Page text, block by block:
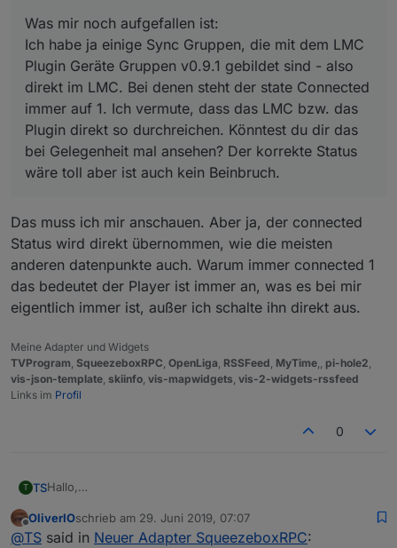
Was mir noch aufgefallen ist:
Ich habe ja einige Sync Gruppen, die mit dem LMC
Plugin Geräte Gruppen v0.9.1 gebildet sind - also
direkt im LMC. Bei denen steht der state Connected
immer auf 1. Ich vermute, dass das LMC bzw. das
Plugin direkt so durchreichen. Könntest du dir das
bei Gelegenheit mal ansehen? Der korrekte Status
wäre toll aber ist auch kein Beinbruch.
Das muss ich mir anschauen. Aber ja, der connected
Status wird direkt übernommen, wie die meisten
anderen datenpunkte auch. Warum immer connected 1
das bedeutet der Player ist immer an, was es bei mir
eigentlich immer ist, außer ich schalte ihn direkt aus.
Meine Adapter und Widgets
TVProgram, SqueezeboxRPC, OpenLiga, RSSFeed, MyTime,, pi-hole2,
vis-json-template, skiinfo, vis-mapwidgets, vis-2-widgets-rssfeed
Links im Profil
0
T TSHallo,
und abspielen können?
Eine Übersicht der eigenen Musik und das Hinzufügen zur
Bislang steuere ich alles über selbstgebaute Tasker Apps,
was aber extrem schwerfällig läuft, da Tasker nicht wirklich
Offline
OliverIOschrieb am 29. Juni 2019, 07:07
zuletzt editiert von
@TS said in Neuer Adapter SqueezeboxRPC: